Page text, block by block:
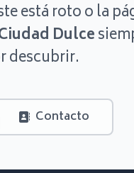
está roto o la
Dulce
descubrir.
Contacto